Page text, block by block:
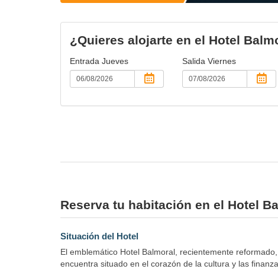
¿Quieres alojarte en el Hotel
Entrada Jueves Salida Viernes
Reserva tu habitación en el Hotel
Situación del Hotel
El emblemático Hotel Balmoral, recientemente
encuentra situado en el corazón de la cultura y las